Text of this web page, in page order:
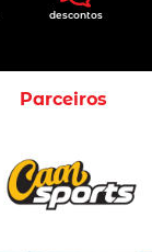
descontos
Parceiros